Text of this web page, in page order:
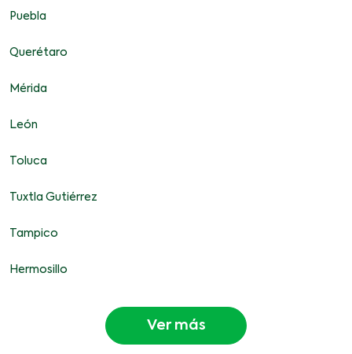
Puebla
Querétaro
Mérida
León
Toluca
Tuxtla Gutiérrez
Tampico
Hermosillo
Ver más